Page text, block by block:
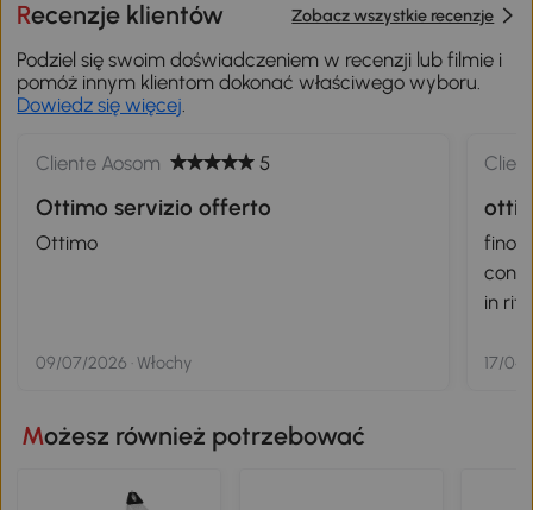
Recenzje klientów Zobacz wszystkie recenzje
Podziel się swoim doświadczeniem w recenzji lub filmie i
pomóż innym klientom dokonać właściwego wyboru.
Dowiedz się więcej
Cliente Aosom 5
Ottimo servizio offerto
Ottimo
09/07/2026 · Włochy
fino
in
17/04/
Możesz również potrzebować